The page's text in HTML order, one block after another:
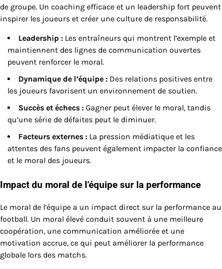
de groupe. Un coaching efficace et un leadership fort peuvent
inspirer les joueurs et créer une culture de responsabilité.
Leadership : Les entraîneurs qui montrent l’exemple et
maintiennent des lignes de communication ouvertes
peuvent renforcer le moral.
Dynamique de l’équipe : Des relations positives entre
les joueurs favorisent un environnement de soutien.
Succès et échecs : Gagner peut élever le moral, tandis
qu’une série de défaites peut le diminuer.
Facteurs externes : La pression médiatique et les
attentes des fans peuvent également impacter la confiance
et le moral des joueurs.
Impact du moral de l’équipe sur la performance
Le moral de l’équipe a un impact direct sur la performance au
football. Un moral élevé conduit souvent à une meilleure
coopération, une communication améliorée et une
motivation accrue, ce qui peut améliorer la performance
globale lors des matchs.